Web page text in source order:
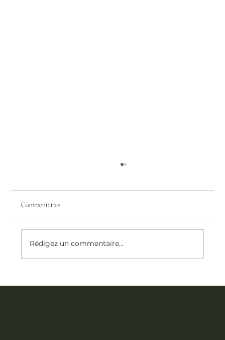
Commentaires
Rédigez un commentaire...